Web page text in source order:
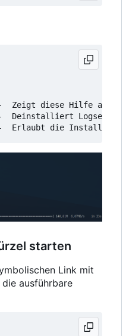
Zeigt diese Hilfe an
Deinstalliert Logseq
starten
Link mit
ausführbare